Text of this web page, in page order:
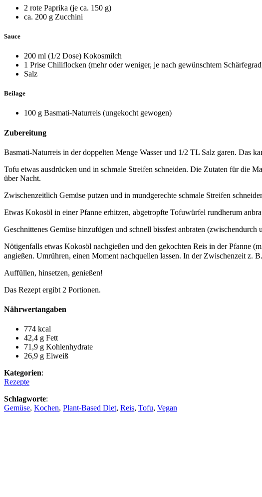
2 rote Paprika (je ca. 150 g)
ca. 200 g Zucchini
Sauce
200 ml (1/2 Dose) Kokosmilch
1 Prise Chiliflocken (mehr oder weniger, je nach gewünschtem
Salz
Beilage
100 g Basmati-Naturreis (ungekocht gewogen)
Zubereitung
Basmati-Naturreis in der doppelten Menge Wasser und 1/2 TL Salz garen. Das
Tofu etwas ausdrücken und in schmale Streifen schneiden. Die Zutaten für die
über Nacht.
Zwischenzeitlich Gemüse putzen und in mundgerechte schmale Streifen
Etwas Kokosöl in einer Pfanne erhitzen, abgetropfte Tofuwürfel rundherum
Geschnittenes Gemüse hinzufügen und schnell bissfest anbraten (zwischendurch
Nötigenfalls etwas Kokosöl nachgießen und den gekochten Reis in der Pfanne
angießen. Umrühren, einen Moment nachquellen lassen. In der Zwischenzeit z.
Auffüllen, hinsetzen, genießen!
Das Rezept ergibt 2 Portionen.
Nährwertangaben
774 kcal
42,4 g Fett
71,9 g Kohlenhydrate
26,9 g Eiweiß
Kategorien:
Rezepte
Schlagworte:
Gemüse, Kochen, Plant-Based Diet, Reis, Tofu, Vegan